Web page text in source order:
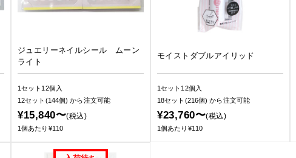
ジュエリーネイルシール ムーン
ライト
1セット12個入
12セット(144個)から注文可能
¥15,840〜(税込)
1個あたり¥110
モイストダブルアイリッド
1セット12個入
18セット(216個)から注文可能
¥23,760〜(税込)
1個あたり¥110